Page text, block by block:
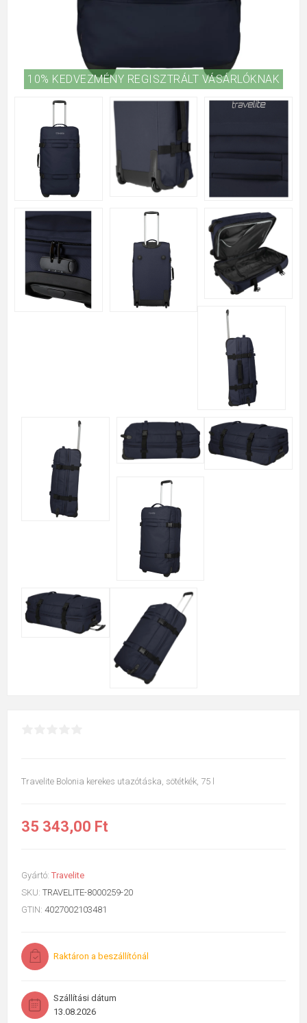
10% KEDVEZMÉNY REGISZTRÁLT VÁSÁRLÓKNAK
Travelite Bolonia kerekes utazótáska, sötétkék, 75 l
35 343,00 Ft
Gyártó: Travelite
SKU: TRAVELITE-8000259-20
GTIN: 4027002103481
Raktáron a beszállítónál
Szállítási dátum
13.08.2026